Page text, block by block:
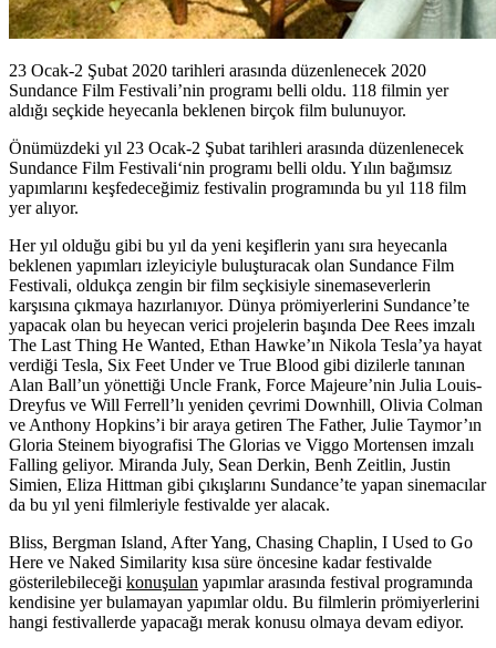
23 Ocak-2 Şubat 2020 tarihleri arasında düzenlenecek 2020
Sundance Film Festivali’nin programı belli oldu. 118 filmin yer
aldığı seçkide heyecanla beklenen birçok film bulunuyor.
Önümüzdeki yıl 23 Ocak-2 Şubat tarihleri arasında düzenlenecek
Sundance Film Festivali‘nin programı belli oldu. Yılın bağımsız
yapımlarını keşfedeceğimiz festivalin programında bu yıl 118 film
yer alıyor.
Her yıl olduğu gibi bu yıl da yeni keşiflerin yanı sıra heyecanla
beklenen yapımları izleyiciyle buluşturacak olan Sundance Film
Festivali, oldukça zengin bir film seçkisiyle sinemaseverlerin
karşısına çıkmaya hazırlanıyor. Dünya prömiyerlerini Sundance’te
yapacak olan bu heyecan verici projelerin başında Dee Rees imzalı
The Last Thing He Wanted, Ethan Hawke’ın Nikola Tesla’ya hayat
verdiği Tesla, Six Feet Under ve True Blood gibi dizilerle tanınan
Alan Ball’un yönettiği Uncle Frank, Force Majeure’nin Julia Louis-
Dreyfus ve Will Ferrell’lı yeniden çevrimi Downhill, Olivia Colman
ve Anthony Hopkins’i bir araya getiren The Father, Julie Taymor’ın
Gloria Steinem biyografisi The Glorias ve Viggo Mortensen imzalı
Falling geliyor. Miranda July, Sean Derkin, Benh Zeitlin, Justin
Simien, Eliza Hittman gibi çıkışlarını Sundance’te yapan sinemacılar
da bu yıl yeni filmleriyle festivalde yer alacak.
Bliss, Bergman Island, After Yang, Chasing Chaplin, I Used to Go
Here ve Naked Similarity kısa süre öncesine kadar festivalde
gösterilebileceği konuşulan yapımlar arasında festival programında
kendisine yer bulamayan yapımlar oldu. Bu filmlerin prömiyerlerini
hangi festivallerde yapacağı merak konusu olmaya devam ediyor.